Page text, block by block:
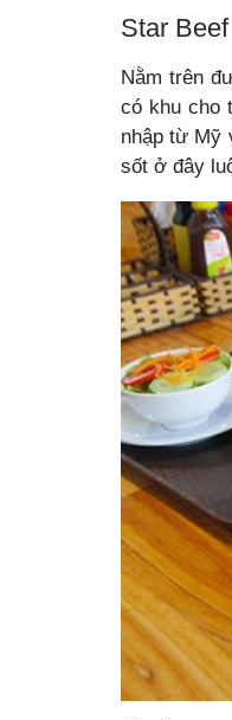
Star
Nằm trên
có khu cho
nhập từ Mỹ
sốt ở đây